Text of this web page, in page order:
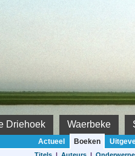
Driehoek Waerbeke
Actueel Boeken